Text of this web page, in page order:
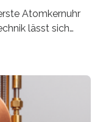
Atomkernuhr
lässt sich
Thorium-
jahrzehntelang
2024 gelang